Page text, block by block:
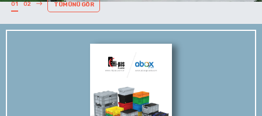
01 02 TÜMÜNÜ GÖR